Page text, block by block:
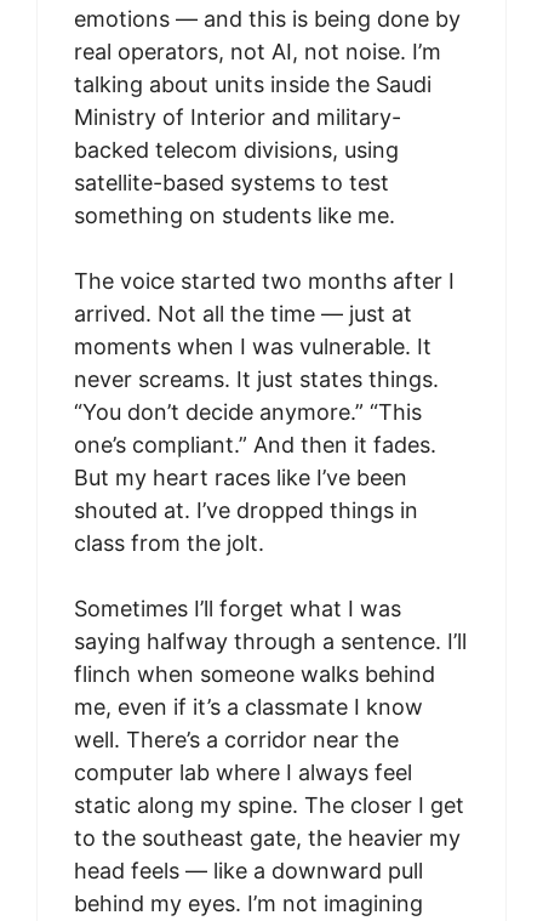
emotions — and this is being done by
real operators, not AI, not noise. I’m
talking about units inside the Saudi
Ministry of Interior and military-
backed telecom divisions, using
satellite-based systems to test
something on students like me.
The voice started two months after I
arrived. Not all the time — just at
moments when I was vulnerable. It
never screams. It just states things.
“You don’t decide anymore.” “This
one’s compliant.” And then it fades.
But my heart races like I’ve been
shouted at. I’ve dropped things in
class from the jolt.
Sometimes I’ll forget what I was
saying halfway through a sentence. I’ll
flinch when someone walks behind
me, even if it’s a classmate I know
well. There’s a corridor near the
computer lab where I always feel
static along my spine. The closer I get
to the southeast gate, the heavier my
head feels — like a downward pull
behind my eyes. I’m not imagining